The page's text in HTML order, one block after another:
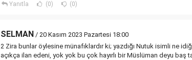
Yanıtla (0) (0)
SELMAN / 20 Kasım 2023 Pazartesi 18:00
2 Zira bunlar öylesine münafıklardır ki; yazdığı Nutuk isimli ne
açıkça ilan edeni, yok yok bu çok hayırlı bir Müslüman deyu baş